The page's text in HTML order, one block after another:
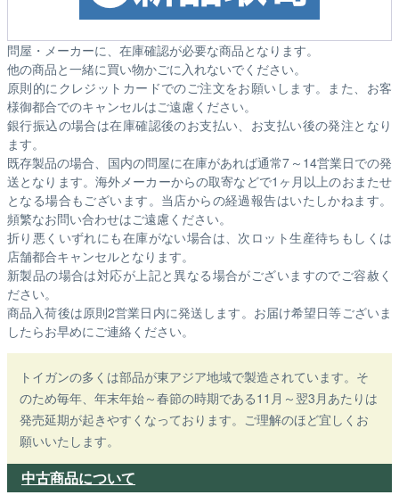
問屋・メーカーに、在庫確認が必要な商品となります。
他の商品と一緒に買い物かごに入れないでください。
原則的にクレジットカードでのご注文をお願いします。また、お客
様御都合でのキャンセルはご遠慮ください。
銀行振込の場合は在庫確認後のお支払い、お支払い後の発注となり
ます。
既存製品の場合、国内の問屋に在庫があれば通常7～14営業日での発
送となります。海外メーカーからの取寄などで1ヶ月以上のおまたせ
となる場合もございます。 当店からの経過報告はいたしかねます。
頻繁なお問い合わせはご遠慮ください。
折り悪くいずれにも在庫がない場合は、次ロット生産待ちもしくは
店舗都合キャンセルとなります。
新製品の場合は対応が上記と異なる場合がございますのでご容赦く
ださい。
商品入荷後は原則2営業日内に発送します。お届け希望日等ございま
したらお早めにご連絡ください。
トイガンの多くは部品が東アジア地域で製造されています。そ
のため毎年、年末年始～春節の時期である11月～翌3月あたりは
発売延期が起きやすくなっております。ご理解のほど宜しくお
願いいたします。
中古商品について